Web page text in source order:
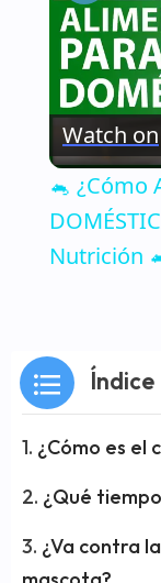
Watch on
🐁 ¿Cómo
Nutrición
Índice
¿Cómo es el
¿Qué
¿Va contra